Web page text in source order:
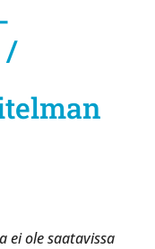
/
ei ole saatavissa